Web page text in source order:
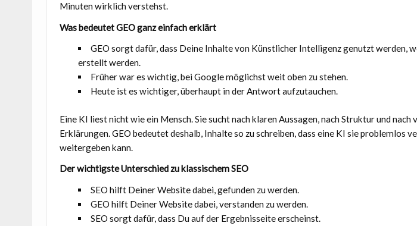
Minuten wirklich verstehst.
Was bedeutet GEO ganz einfach erklärt
GEO sorgt dafür, dass Deine Inhalte von Künstlicher Intelligenz genutzt werden,
erstellt werden.
Früher war es wichtig, bei Google möglichst weit oben zu stehen.
Heute ist es wichtiger, überhaupt in der Antwort aufzutauchen.
Eine KI liest nicht wie ein Mensch. Sie sucht nach klaren Aussagen, nach Struktur und nach
Erklärungen. GEO bedeutet deshalb, Inhalte so zu schreiben, dass eine KI sie problemlos
weitergeben kann.
Der wichtigste Unterschied zu klassischem SEO
SEO hilft Deiner Website dabei, gefunden zu werden.
GEO hilft Deiner Website dabei, verstanden zu werden.
SEO sorgt dafür, dass Du auf der Ergebnisseite erscheinst.